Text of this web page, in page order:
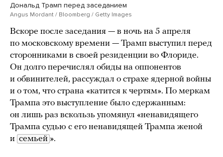
Дональд Трамп перед заседанием
Angus Mordant / Bloomberg / Getty Images
Вскоре после заседания — в ночь на 5 апреля
по московскому времени — Трамп выступил перед
сторонниками в своей резиденции во Флориде.
Он долго перечислял обиды на оппонентов
и обвинителей, рассуждал о страхе ядерной войны
и о том, что страна «катится к чертям». По меркам
Трампа это выступление было сдержанным:
он лишь раз вскользь упомянул «ненавидящего
Трампа судью с его ненавидящей Трампа женой
и семьей ».